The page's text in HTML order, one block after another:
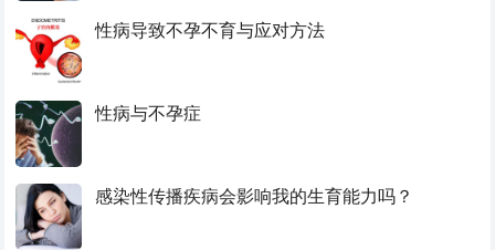
性病导致不孕不育与应对方法
性病与不孕症
感染性传播疾病会影响我的生育能力吗？